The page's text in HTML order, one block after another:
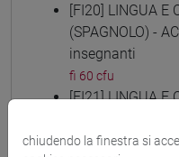
[FI20] LINGUA E
(SPAGNOLO) -
insegnanti
fi 60 cfu
[FI21] LINGUA E
insegnanti
chiudendo la finestra si